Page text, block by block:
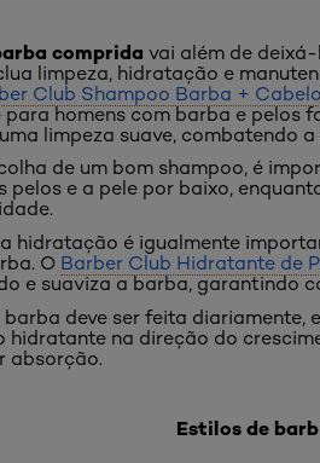
comprida vai além de
limpeza, hidratação e
Club Shampoo Barba +
homens com barba e pelos
limpeza suave, combatendo
de um bom shampoo, é
pelos e a pele por baixo,
hidratação é igualmente
O Barber Club Hidratante de
e suaviza a barba, garantindo
deve ser feita diariamente,
hidratante na direção do
absorção.
Estilos de